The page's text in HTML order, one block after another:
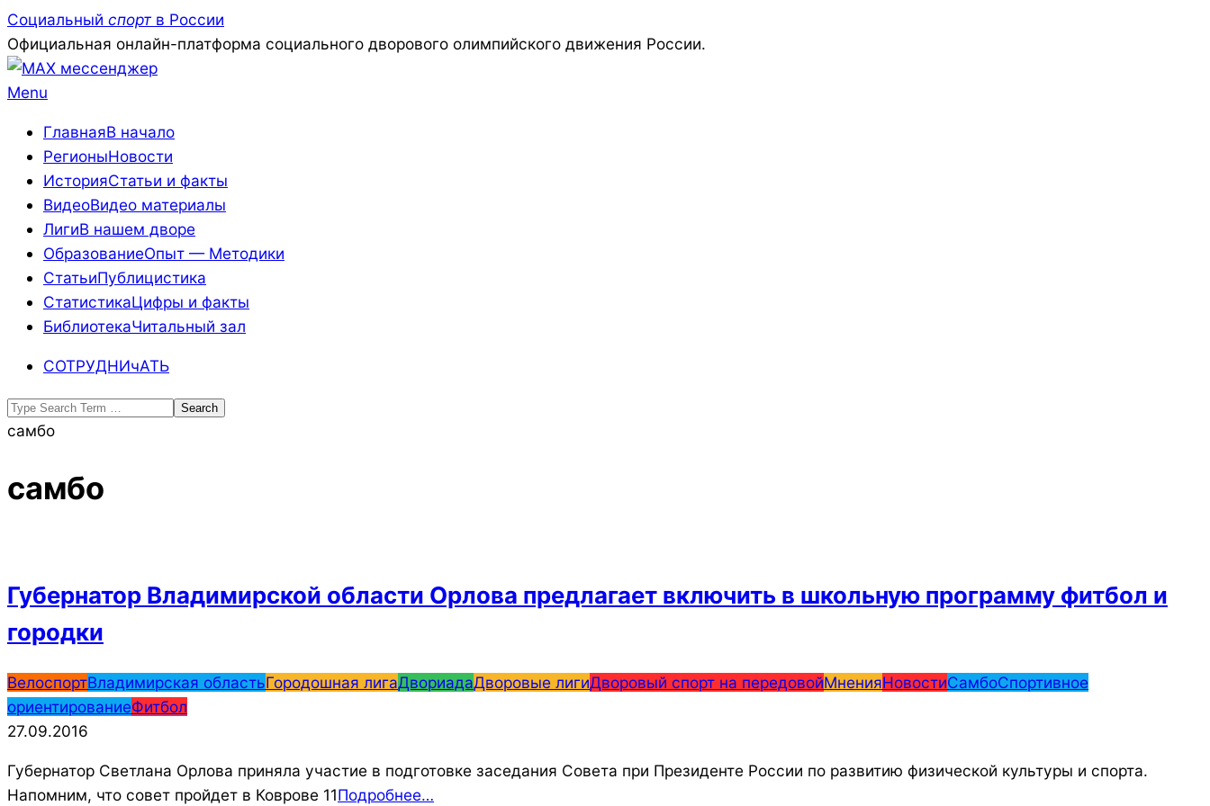
Skip
to
content
Социальный спорт в России
Официальная онлайн-платформа социального дворового олимпийского движения России.
Primary
Menu
Menu
ГлавнаяВ начало
РегионыНовости
ИсторияСтатьи и факты
ВидеоВидео материалы
ЛигиВ нашем дворе
ОбразованиеОпыт — Методики
СтатьиПублицистика
СтатистикаЦифры и факты
БиблиотекаЧитальный зал
СОТРУДНИчАТЬ
Search
самбо
самбо
Губернатор Владимирской области Орлова предлагает включить в школьную программу фитбол и
городки
2016-
09-
27
ВелоспортВладимирская областьГородошная лигаДвориадаДворовые лигиДворовый спорт на передовойМненияНовостиСамбоСпортивное
ориентированиеФитбол
27.09.2016
Губернатор Светлана Орлова приняла участие в подготовке заседания Совета при Президенте России по развитию физической культуры и спорта.
Напомним, что совет пройдет в Коврове 11Подробнее…